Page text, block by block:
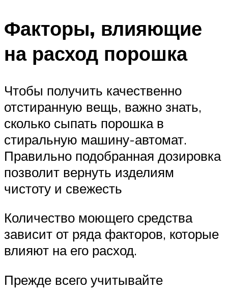
Факторы, влияющие
на расход порошка
Чтобы получить качественно
отстиранную вещь, важно знать,
сколько сыпать порошка в
стиральную машину-автомат.
Правильно подобранная дозировка
позволит вернуть изделиям
чистоту и свежесть
Количество моющего средства
зависит от ряда факторов, которые
влияют на его расход.
Прежде всего учитывайте